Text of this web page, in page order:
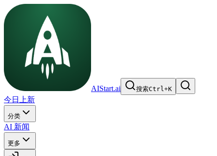
AIStart.ai 搜索Ctrl+K
今日上新
分类
AI 新闻
更多